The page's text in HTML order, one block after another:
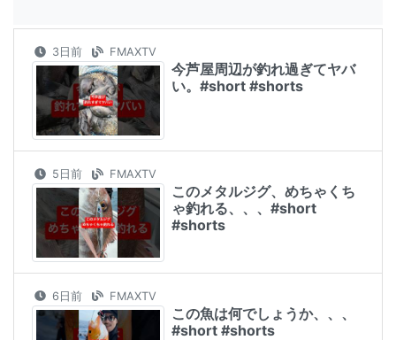
3日前 FMAXTV
今芦屋周辺が釣れ過ぎてヤバ
い。#short #shorts
5日前 FMAXTV
このメタルジグ、めちゃくち
ゃ釣れる、、、#short
#shorts
6日前 FMAXTV
この魚は何でしょうか、、、
#short #shorts